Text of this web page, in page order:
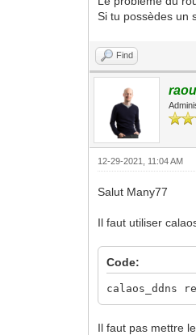
Si tu possèdes un
Find
12-29-2021, 11:04 AM
Salut Many77
Il faut utiliser
Code:
calaos_ddns
Il faut pas mettre